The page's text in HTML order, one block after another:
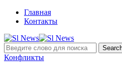
Главная
Контакты
Конфликты